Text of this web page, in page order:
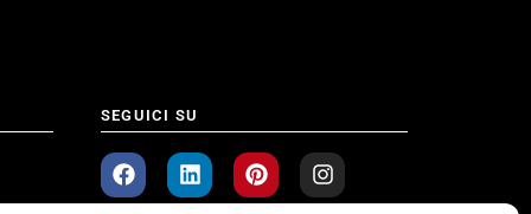
SEGUICI SU